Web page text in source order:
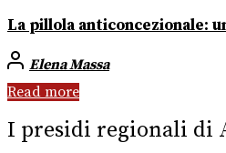
La pillola anticoncezionale:
Elena Massa
Read more
I presidi regionali di